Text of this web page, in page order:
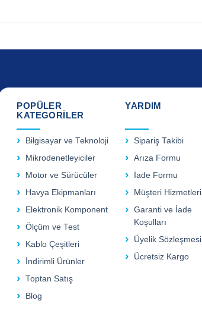
POPÜLER
KATEGORİLER
Bilgisayar ve Teknoloji
Mikrodenetleyiciler
Motor ve Sürücüler
Havya Ekipmanları
Elektronik Komponent
Ölçüm ve Test
Kablo Çeşitleri
İndirimli Ürünler
Toptan Satış
Blog
YARDIM
Sipariş Takibi
Arıza Formu
İade Formu
Müşteri Hizmetleri
Garanti ve İade
Koşulları
Üyelik Sözleşmesi
Ücretsiz Kargo